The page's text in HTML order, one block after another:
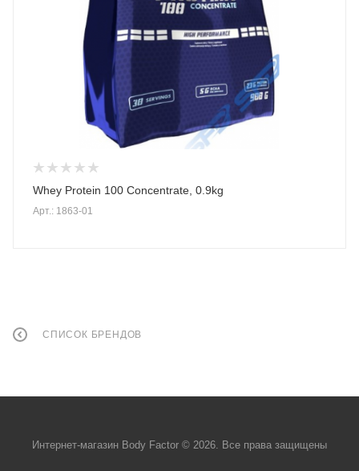
Whey Protein 100 Concentrate, 0.9kg
Арт.: 1863-01
СПИСОК БРЕНДОВ
Интернет-магазин Body Factor © 2026. Все права защищены